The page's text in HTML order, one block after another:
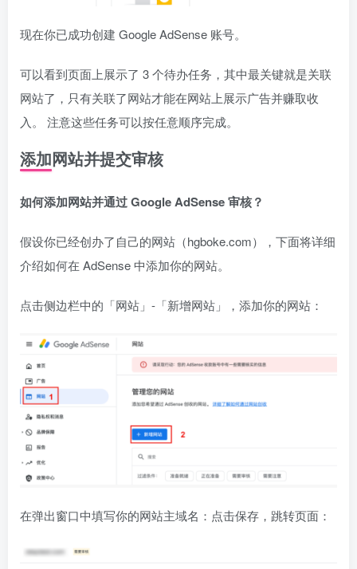
现在你已成功创建 Google AdSense 账号。
可以看到页面上展示了 3 个待办任务，其中最关键就是关联
网站了，只有关联了网站才能在网站上展示广告并赚取收
入。 注意这些任务可以按任意顺序完成。
添加网站并提交审核
如何添加网站并通过 Google AdSense 审核？
假设你已经创办了自己的网站（hgboke.com），下面将详细
介绍如何在 AdSense 中添加你的网站。
点击侧边栏中的「网站」-「新增网站」，添加你的网站：
在弹出窗口中填写你的网站主域名：点击保存，跳转页面：